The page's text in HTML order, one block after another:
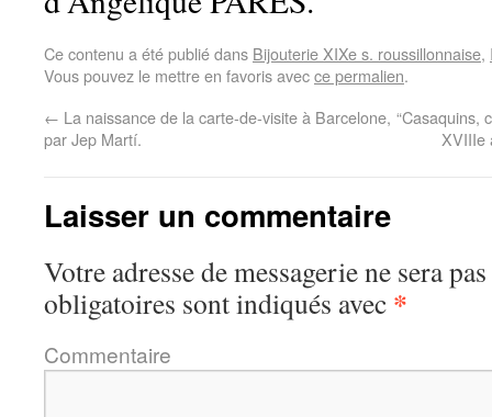
Ce contenu a été publié dans Bijouterie XIXe s. roussillonnaise,
Vous pouvez le mettre en favoris avecce permalien.
← La naissance de la carte-de-visite à Barcelone,
par Jep Martí.
XVIIIe
Laisser un commentaire
Votre adresse de messagerie ne sera
obligatoires sont indiqués avec *
Commentaire